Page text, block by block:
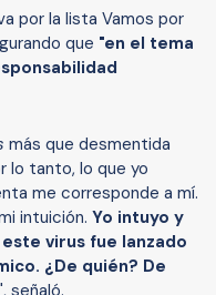
por la lista Vamos por
que "en el tema
más que desmentida
lo tanto, lo que yo
me corresponde a mí.
intuición. Yo intuyo y
virus fue lanzado
¿De quién? De